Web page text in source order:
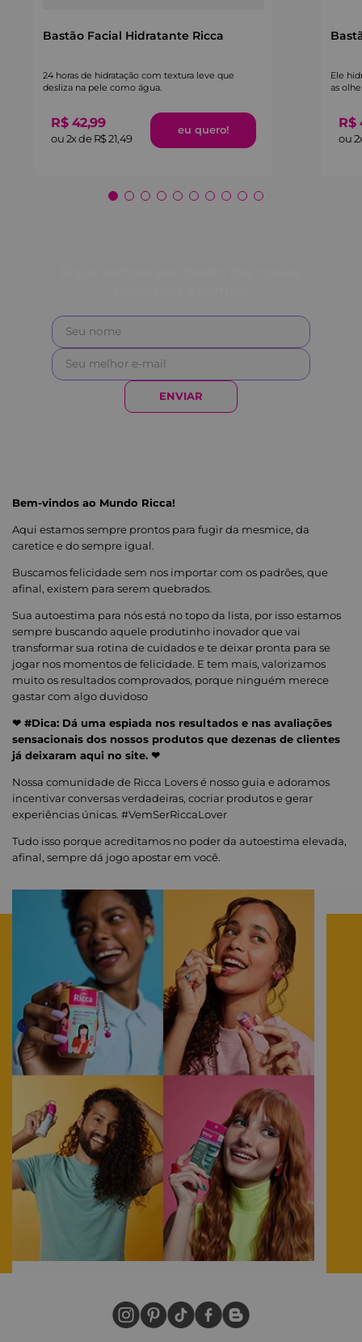
Bastão Facial Hidratante Ricca
24 horas de hidratação com textura leve que
desliza na pele como água.
R$ 42,99
ou2x deR$21,49
Ele
as
R$
ou2
ENVIAR
Bem-vindos ao Mundo Ricca!
Aqui estamos sempre prontos para fugir da mesmice, da
caretice e do sempre igual.
Buscamos felicidade sem nos importar com os padrões, que
afinal, existem para serem quebrados.
Sua autoestima para nós está no topo da lista, por isso estamos
sempre buscando aquele produtinho inovador que vai
transformar sua rotina de cuidados e te deixar pronta para se
jogar nos momentos de felicidade. E tem mais, valorizamos
muito os resultados comprovados, porque ninguém merece
gastar com algo duvidoso
❤ #Dica: Dá uma espiada nos resultados e nas avaliações
sensacionais dos nossos produtos que dezenas de clientes
já deixaram aqui no site. ❤
Nossa comunidade de Ricca Lovers é nosso guia e adoramos
incentivar conversas verdadeiras, cocriar produtos e gerar
experiências únicas. #VemSerRiccaLover
Tudo isso porque acreditamos no poder da autoestima elevada,
afinal, sempre dá jogo apostar em você.